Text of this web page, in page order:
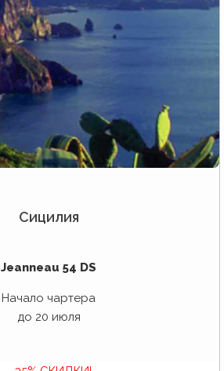
Сицилия
Jeanneau 54 DS
Начало чартера
до 20 июля